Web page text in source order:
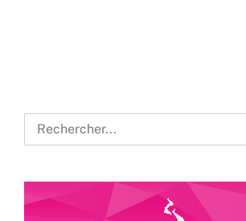
Rechercher: